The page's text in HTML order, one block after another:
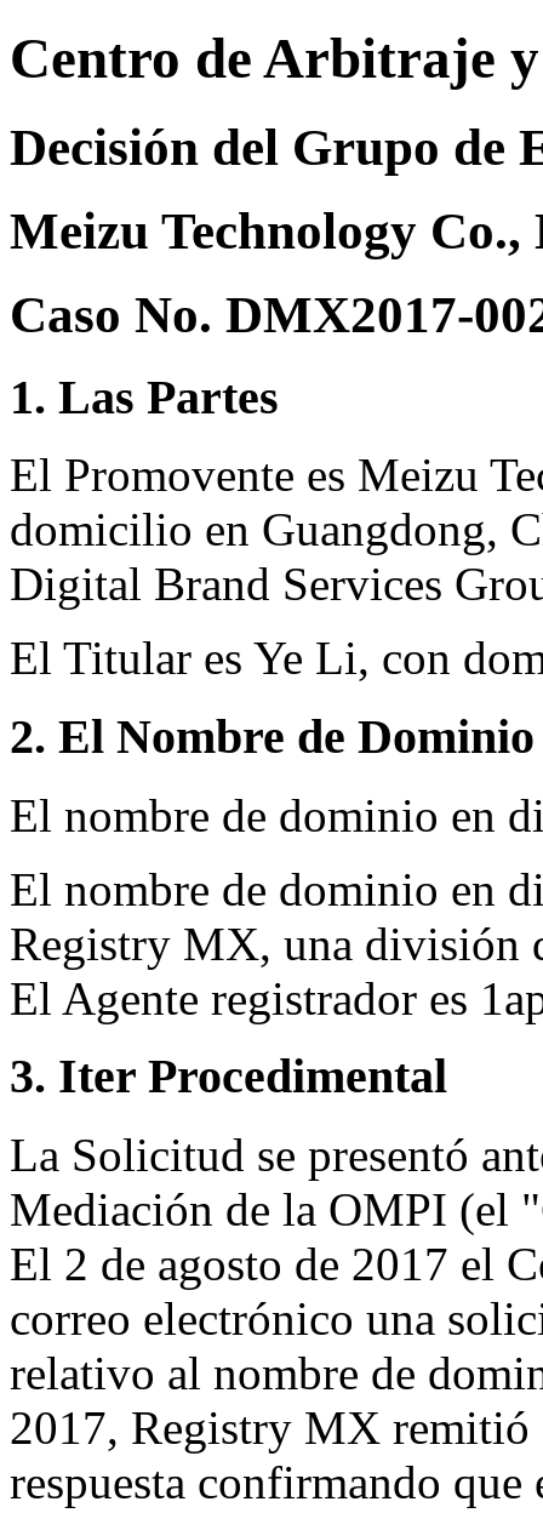
Centro de Arbitraje
Decisión del Grupo de
Meizu Technology
Caso No. DMX2017-
1. Las Partes
El Promovente es Meizu
domicilio en Guangdong,
Digital Brand Services
El Titular es Ye Li, con
2. El Nombre de
El nombre de dominio en
El nombre de dominio en
Registry MX, una
El Agente registrador es
3. Iter Procedimental
La Solicitud se presentó
Mediación de la OMPI (el
El 2 de agosto de 2017 el
correo electrónico una
relativo al nombre de
2017, Registry MX
respuesta confirmando